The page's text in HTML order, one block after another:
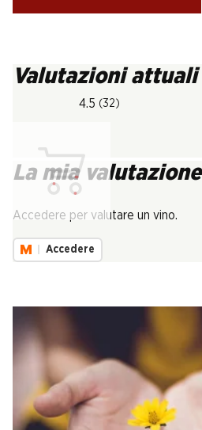
Valutazioni attuali
4.5 (32)
La mia valutazione
Accedere per valutare un vino.
Accedere